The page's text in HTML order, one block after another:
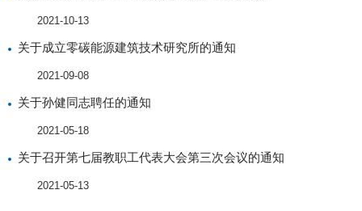
2021-10-13
关于成立零碳能源建筑技术研究所的通知
2021-09-08
关于孙健同志聘任的通知
2021-05-18
关于召开第七届教职工代表大会第三次会议的通知
2021-05-13